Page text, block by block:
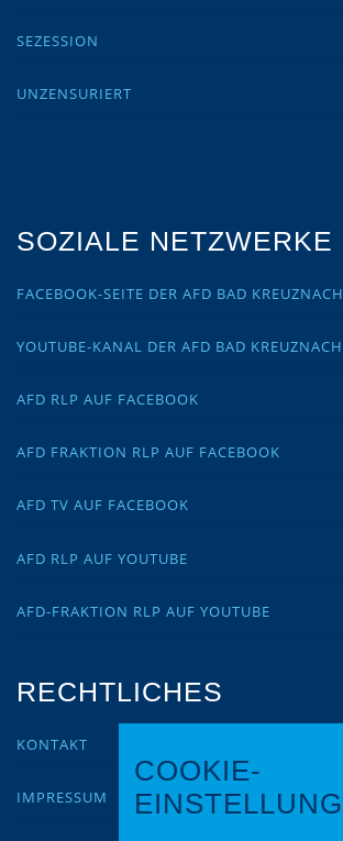
SEZESSION
UNZENSURIERT
SOZIALE NETZWERKE
FACEBOOK-SEITE DER AFD BAD KREUZNACH
YOUTUBE-KANAL DER AFD BAD KREUZNACH
AFD RLP AUF FACEBOOK
AFD FRAKTION RLP AUF FACEBOOK
AFD TV AUF FACEBOOK
AFD RLP AUF YOUTUBE
AFD-FRAKTION RLP AUF YOUTUBE
RECHTLICHES
KONTAKT
IMPRESSUM
COOKIE-
EINSTELLUNG